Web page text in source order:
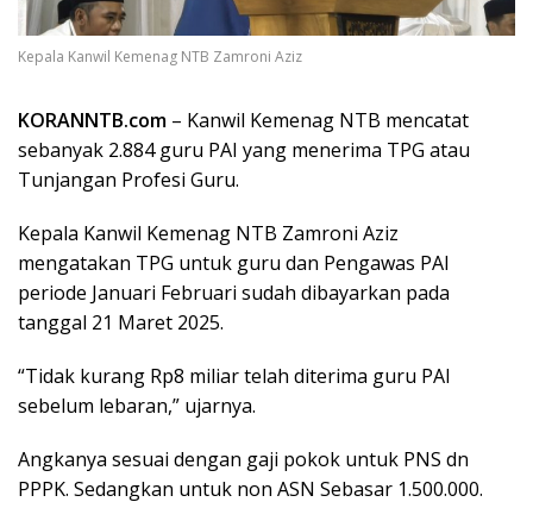
Kepala Kanwil Kemenag NTB Zamroni Aziz
KORANNTB.com – Kanwil Kemenag NTB mencatat
sebanyak 2.884 guru PAI yang menerima TPG atau
Tunjangan Profesi Guru.
Kepala Kanwil Kemenag NTB Zamroni Aziz
mengatakan TPG untuk guru dan Pengawas PAI
periode Januari Februari sudah dibayarkan pada
tanggal 21 Maret 2025.
“Tidak kurang Rp8 miliar telah diterima guru PAI
sebelum lebaran,” ujarnya.
Angkanya sesuai dengan gaji pokok untuk PNS dn
PPPK. Sedangkan untuk non ASN Sebasar 1.500.000.